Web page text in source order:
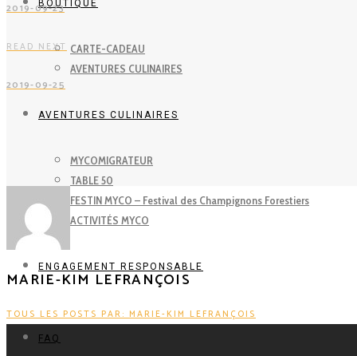
BOUTIQUE
CARTE-CADEAU
AVENTURES CULINAIRES
AVENTURES CULINAIRES
MYCOMIGRATEUR
TABLE 50
FESTIN MYCO – Festival des Champignons Forestiers
ACTIVITÉS MYCO
ENGAGEMENT RESPONSABLE
FAQ
2019-09-23
READ NEXT
2019-09-25
MARIE-KIM LEFRANÇOIS
TOUS LES POSTS PAR: MARIE-KIM LEFRANÇOIS